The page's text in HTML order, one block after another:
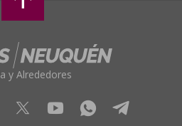
y Alrededores